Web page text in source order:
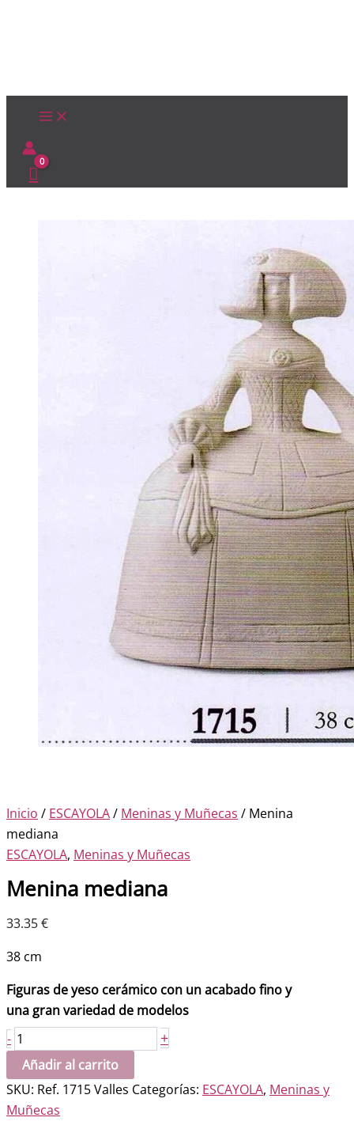
Inicio / ESCAYOLA/ Meninas y Muñecas / Menina
mediana
ESCAYOLA, Meninas y Muñecas
Menina mediana
33.35€
38 cm
Figuras de yeso cerámico con un acabado fino y
una gran variedad de modelos
- Menina
mediana
cantidad
+
Añadir al carrito
SKU: Ref. 1715 Valles Categorías: ESCAYOLA, Meninas y
Muñecas